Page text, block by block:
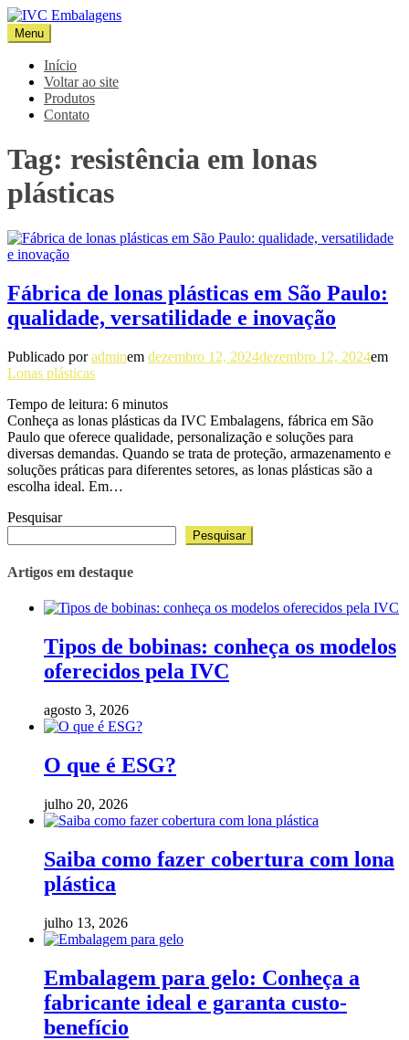
Pular
para
o
conteúdo
IVC Embalagens
Blog IVC
Menu
Início
Voltar ao site
Produtos
Contato
Tag: resistência em lonas
plásticas
Fábrica de lonas plásticas em São Paulo:
qualidade, versatilidade e inovação
Publicado poradminem dezembro 12, 2024dezembro 12, 2024em
Lonas plásticas
Tempo de leitura: 6 minutos
Conheça as lonas plásticas da IVC Embalagens, fábrica em São
Paulo que oferece qualidade, personalização e soluções para
diversas demandas. Quando se trata de proteção, armazenamento e
soluções práticas para diferentes setores, as lonas plásticas são a
escolha ideal. Em…
Pesquisar
Pesquisar
Artigos em destaque
Tipos de bobinas: conheça os modelos
oferecidos pela IVC
agosto 3, 2026
O que é ESG?
julho 20, 2026
Saiba como fazer cobertura com lona
plástica
julho 13, 2026
Embalagem para gelo: Conheça a
fabricante ideal e garanta custo-
benefício